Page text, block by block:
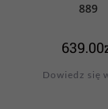
889
639.00
Dowiedz się